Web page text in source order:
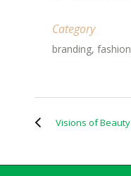
Category
branding, fashion
Visions of Beauty